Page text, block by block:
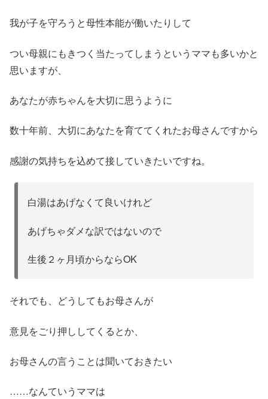
我が子を守ろうと母性本能が働いたりして
つい母親にもきつく当たってしまうというママも多いかと
思いますが、
あなたが赤ちゃんを大切に思うように
数十年前、大切にあなたを育ててくれたお母さんですから
感謝の気持ちを込めて接していきたいですね。
白湯はあげなくて良いけれど
あげちゃダメな訳ではないので
生後２ヶ月頃からならOK
それでも、どうしてもお母さんが
意見をごり押ししてくるとか、
お母さんの言うことは聞いておきたい
……なんていうママは